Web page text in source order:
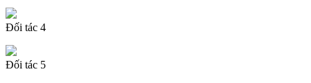
Đối tác 4
Đối tác 5